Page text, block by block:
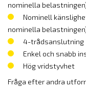
nominella
Nominell
nominella belastningen)
4-trådsanslutning
Enkel och snabb
Hög vridstyvhet
Fråga efter andra